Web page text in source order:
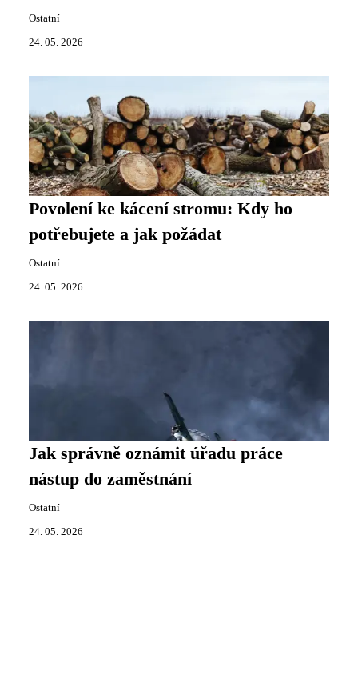
Ostatní
24. 05. 2026
Povolení ke kácení stromu: Kdy ho
potřebujete a jak požádat
Ostatní
24. 05. 2026
Jak správně oznámit úřadu práce
nástup do zaměstnání
Ostatní
24. 05. 2026